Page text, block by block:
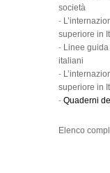
società
-
superiore in
- Linee
italiani
-
superiore in
- Quaderni
Elenco